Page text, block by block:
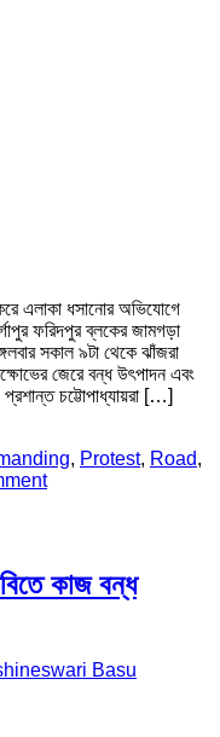
এলাকা ধসানোর অভিযোগে
ফরিদপুর ব্লকের জামগড়া
সকাল ৯টা থেকে ঝাঁজরা
জেরে বন্ধ উৎপাদন এবং
প্রশান্ত চট্টোপাধ্যায়রা […]
, Protest, Road,
কাজ বন্ধ
Basu